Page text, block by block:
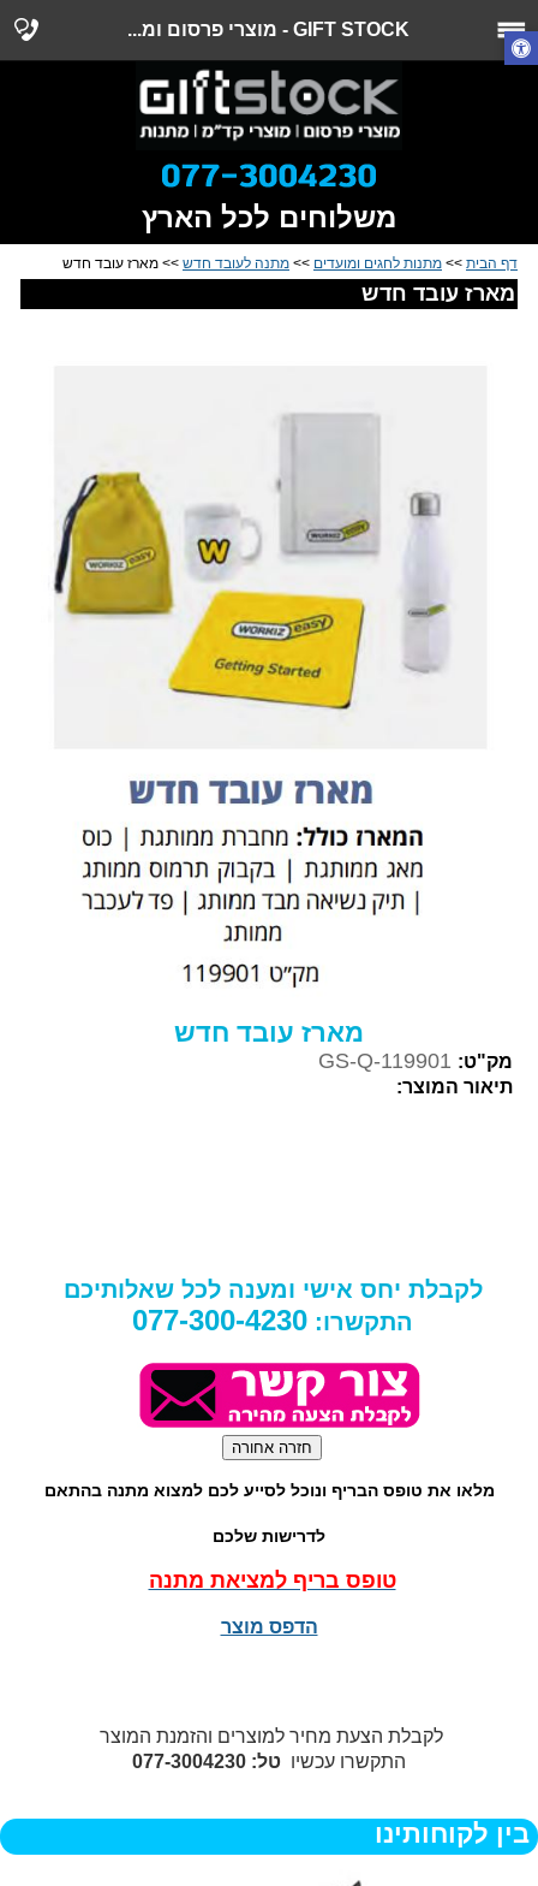
GIFT STOCK - מוצרי פרסום ומ...
משלוחים לכל הארץ
דף הבית >> מתנות לחגים ומועדים >> מתנה לעובד חדש >> מארז עובד חדש
מארז עובד חדש
מארז עובד חדש
מק"ט: GS-Q-119901
תיאור המוצר:
לקבלת יחס אישי ומענה לכל שאלותיכם
התקשרו: 077-300-4230
מלאו את טופס הבריף ונוכל לסייע לכם למצוא מתנה בהתאם
לדרישות שלכם
טופס בריף למציאת מתנה
הדפס מוצר
לקבלת הצעת מחיר למוצרים והזמנת המוצר
התקשרו עכשיו טל: 077-3004230
בין לקוחותינו